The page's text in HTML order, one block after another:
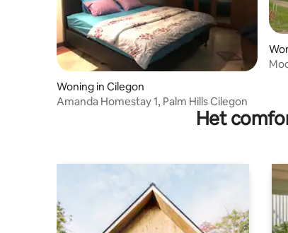
Woning in Cilegon
Amanda Homestay 1, Palm Hills Cilegon
Het